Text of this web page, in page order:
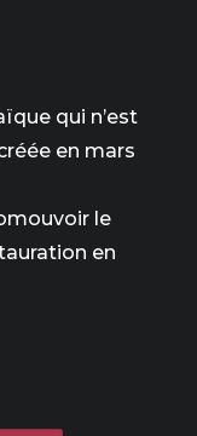
qui n’est
en mars
le
en